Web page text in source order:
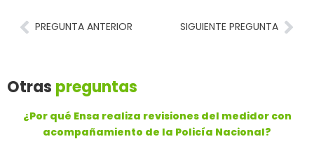
PREGUNTA ANTERIOR SIGUIENTE PREGUNTA
Otras preguntas
¿Por qué Ensa realiza revisiones del medidor con
acompañamiento de la Policía Nacional?